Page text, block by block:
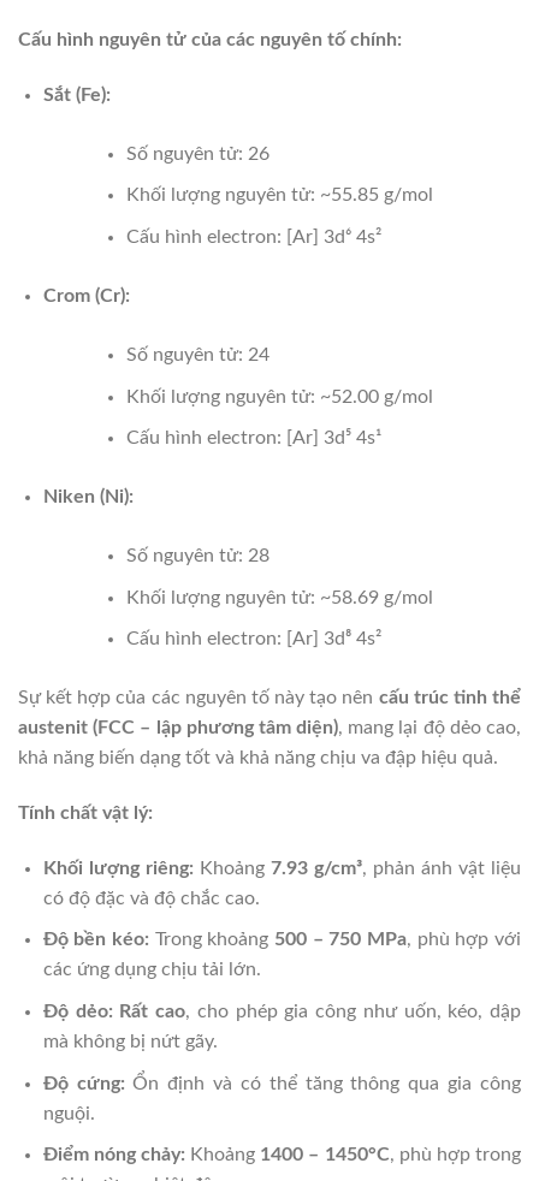
Cấu hình nguyên tử của các nguyên tố chính:
Sắt (Fe):
Số nguyên tử: 26
Khối lượng nguyên tử: ~55.85 g/mol
Cấu hình electron: [Ar] 3d⁶ 4s²
Crom (Cr):
Số nguyên tử: 24
Khối lượng nguyên tử: ~52.00 g/mol
Cấu hình electron: [Ar] 3d⁵ 4s¹
Niken (Ni):
Số nguyên tử: 28
Khối lượng nguyên tử: ~58.69 g/mol
Cấu hình electron: [Ar] 3d⁸ 4s²
Sự kết hợp của các nguyên tố này tạo nên cấu trúc tinh thể
austenit (FCC – lập phương tâm diện), mang lại độ dẻo cao,
khả năng biến dạng tốt và khả năng chịu va đập hiệu quả.
Tính chất vật lý:
Khối lượng riêng: Khoảng 7.93 g/cm³, phản ánh vật liệu
có độ đặc và độ chắc cao.
Độ bền kéo: Trong khoảng 500 – 750 MPa, phù hợp với
các ứng dụng chịu tải lớn.
Độ dẻo: Rất cao, cho phép gia công như uốn, kéo, dập
mà không bị nứt gãy.
Độ cứng: Ổn định và có thể tăng thông qua gia công
nguội.
Điểm nóng chảy: Khoảng 1400 – 1450°C, phù hợp trong